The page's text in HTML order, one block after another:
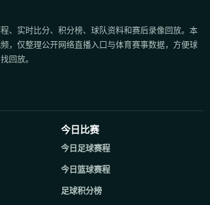
、实时比分、积分榜、球队资料和赛后录像回放。本
，仅整理公开网络直播入口与体育赛事数据，方便球
回放。
今日比赛
今日足球赛程
今日篮球赛程
足球积分榜